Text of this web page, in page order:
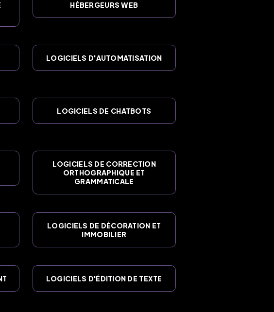
HÉBERGEURS WEB
LOGICIELS D'AUTOMATISATION
LOGICIELS DE CHATBOTS
LOGICIELS DE CORRECTION
ORTHOGRAPHIQUE ET
GRAMMATICALE
LOGICIELS DE DÉCORATION ET
IMMOBILIER
LOGICIELS D'ÉDITION DE TEXTE